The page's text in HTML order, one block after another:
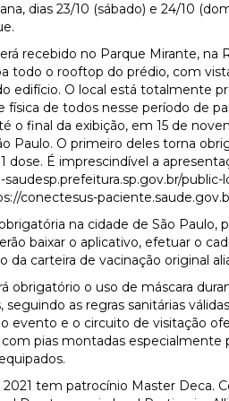
dias 23/10 (sábado) e 24/10
recebido no Parque Mirante, na
todo o rooftop do prédio, com
edifício. O local está totalmente
física de todos nesse período de
o final da exibição, em 15 de
Paulo. O primeiro deles torna
dose. É imprescindível a
sp.gov.br/public-
conectesus-paciente.
na cidade de São Paulo,
baixar o aplicativo, efetuar o
da carteira de vacinação original
obrigatório o uso de máscara
seguindo as regras sanitárias
evento e o circuito de visitação
pias montadas especialmente
2021 tem patrocínio Master Deca.